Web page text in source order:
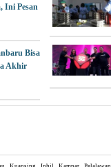
Ini Pesan
Bisa
Akhir